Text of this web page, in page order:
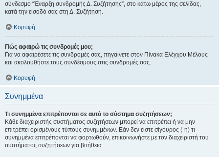
σύνδεσμο “Έναρξη συνδρομής Δ. Συζήτησης”, στο κάτω μέρος της σελίδας,
κατά την είσοδό σας στη Δ. Συζήτηση.
Κορυφή
Πώς αφαιρώ τις συνδρομές μου;
Για να αφαιρέσετε τις συνδρομές σας, πηγαίνετε στον Πίνακα Ελέγχου Μέλους
και ακολουθήστε τους συνδέσμους στις συνδρομές σας.
Κορυφή
Συνημμένα
Τι συνημμένα επιτρέπονται σε αυτό το σύστημα συζητήσεων;
Κάθε διαχειριστής συστήματος συζητήσεων μπορεί να επιτρέπει ή να μην
επιτρέπει ορισμένους τύπους συνημμένων. Εάν δεν είστε σίγουρος (-η) τι
συνημμένα επιτρέπονται να φορτωθούν, επικοινωνήστε με τον διαχειριστή του
συστήματος συζητήσεων για βοήθεια.